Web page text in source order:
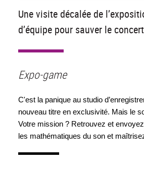
Une visite décalée de
d’équipe pour sauver le
Expo-game
C'est la panique au studio
nouveau titre en exclusivité. Mais le
Votre mission ? Retrouvez et
les mathématiques du son et